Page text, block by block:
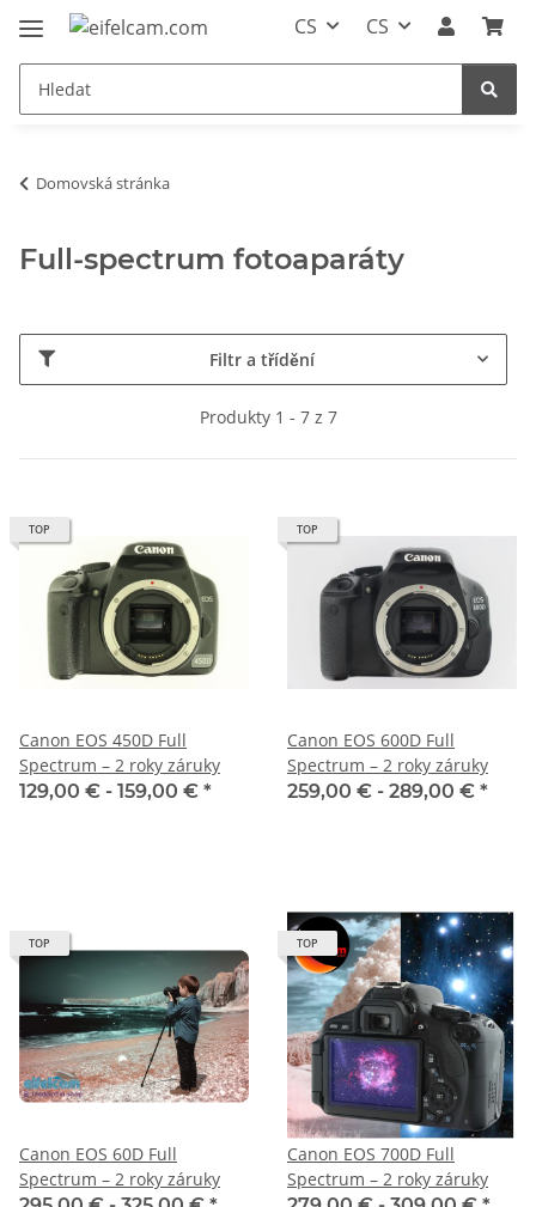
CS CS
Domovská stránka
Full-spectrum fotoaparáty
Filtr a třídění
Produkty 1 - 7 z 7
TOP
Canon EOS 450D Full
Spectrum – 2 roky záruky
129,00 € - 159,00 € *
TOP
Canon EOS 600D Full
Spectrum – 2 roky záruky
259,00 € - 289,00 € *
TOP
Canon EOS 60D Full
Spectrum – 2 roky záruky
TOP
Canon EOS 700D Full
Spectrum – 2 roky záruky